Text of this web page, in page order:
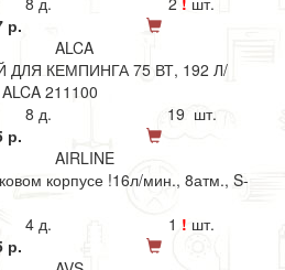
р.
ALCA
КЕМПИНГА 75 ВТ, 192 Л/
211100
8 д.
19 шт.
р.
AIRLINE
корпусе !16л/мин., 8атм., S-
4 д. 1 ! шт.
р.